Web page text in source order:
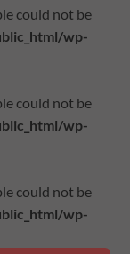
could not be
wp-
could not be
wp-
could not be
wp-